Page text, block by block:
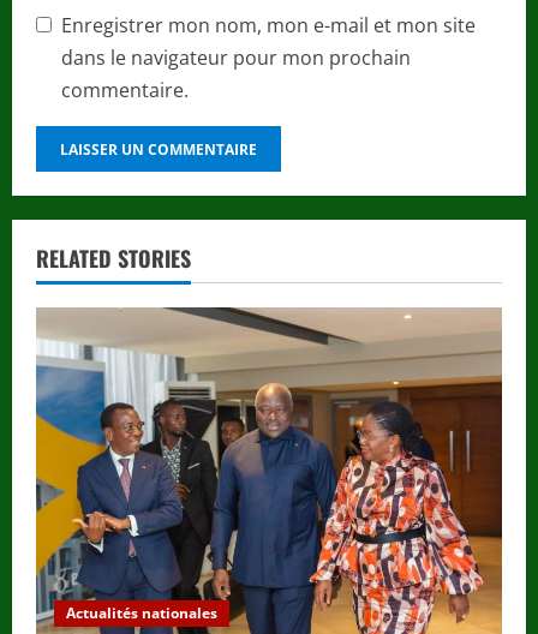
Enregistrer mon nom, mon e-mail et mon site
dans le navigateur pour mon prochain
commentaire.
RELATED STORIES
Actualités nationales